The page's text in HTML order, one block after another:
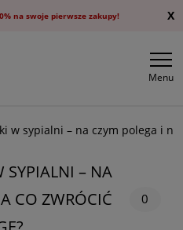
na swoje pierwsze zakupy! X
Menu
w sypialni – na czym polega i na
SYPIALNI – NA
CO ZWRÓCIĆ
0